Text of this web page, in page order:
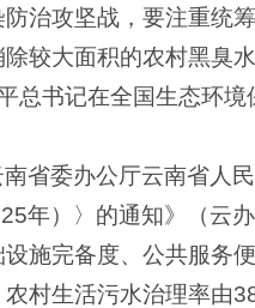
治攻坚战，要注重统
较大面积的农村黑臭
总书记在全国生态环
南省委办公厅云南省人
年）〉的通知》（云
施完备度、公共服务
农村生活污水治理率由